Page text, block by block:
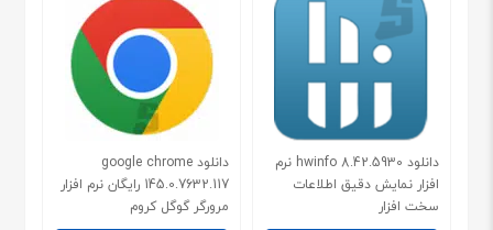
دانلود hwinfo 8.42.5930 نرم
افزار نمایش دقیق اطلاعات
سخت افزار
دانلود google chrome
145.0.7632.117 رایگان نرم افزار
مرورگر گوگل کروم